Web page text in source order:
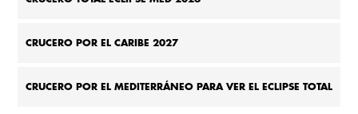
CRUCERO POR EL CARIBE 2027
CRUCERO POR EL MEDITERRÁNEO PARA VER EL ECLIPSE TOTAL